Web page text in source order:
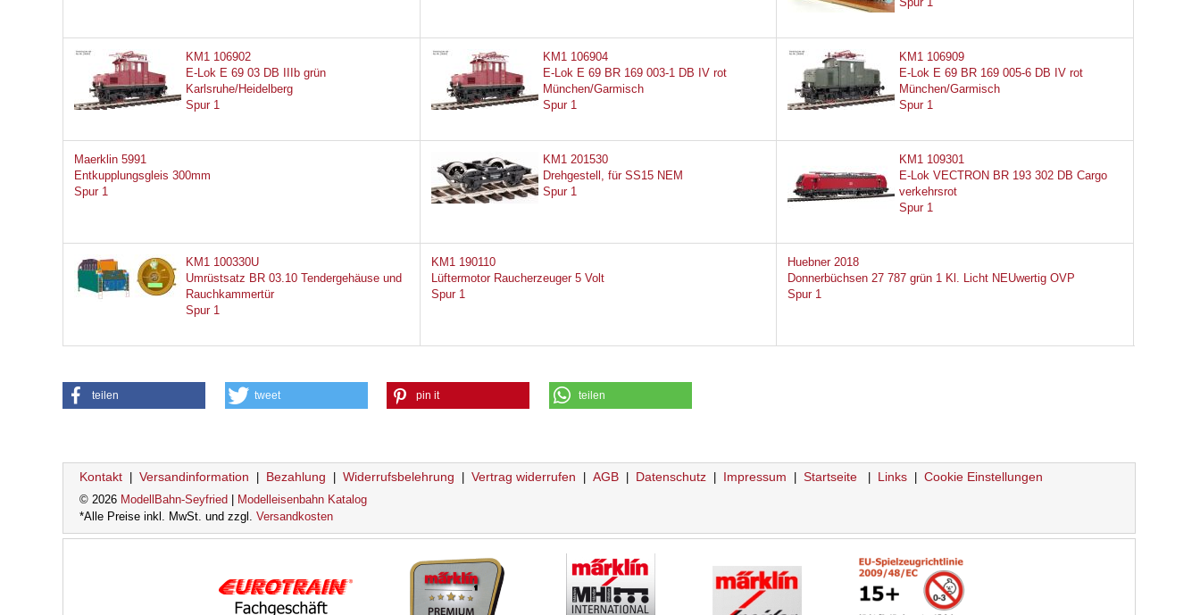
KM1 106902
E-Lok E 69 03 DB IIIb grün
Karlsruhe/Heidelberg
Spur 1
KM1 106904
E-Lok E 69 BR 169 003-1 DB IV rot
München/Garmisch
Spur 1
KM1 106909
E-Lok E 69 BR 169 005-6 DB IV rot
München/Garmisch
Spur 1
Maerklin 5991
Entkupplungsgleis 300mm
Spur 1
KM1 201530
Drehgestell, für SS15 NEM
Spur 1
KM1 109301
E-Lok VECTRON BR 193 302 DB Cargo
verkehrsrot
Spur 1
KM1 100330U
Umrüstsatz BR 03.10 Tendergehäuse und
Rauchkammertür
Spur 1
KM1 190110
Lüftermotor Raucherzeuger 5 Volt
Spur 1
Huebner 2018
Donnerbüchsen 27 787 grün 1 Kl. Licht NEUwertig OVP
Spur 1
teilen tweet pin it teilen
Kontakt Versandinformation Bezahlung Widerrufsbelehrung Vertrag widerrufen AGB Datenschutz Impressum Startseite Links Cookie Einstellungen
© 2026 ModellBahn-Seyfried
Modelleisenbahn Katalog
*Alle Preise inkl. MwSt. und zzgl. Versandkosten